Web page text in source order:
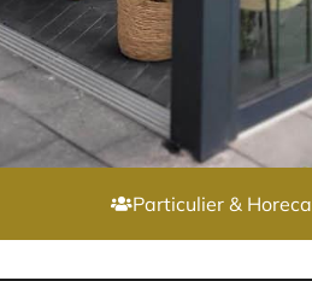
Particulier & Horeca